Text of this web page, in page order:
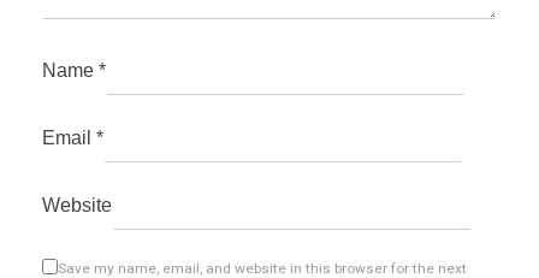
Name *
Email *
Website
Save my name, email, and website in this browser for the next